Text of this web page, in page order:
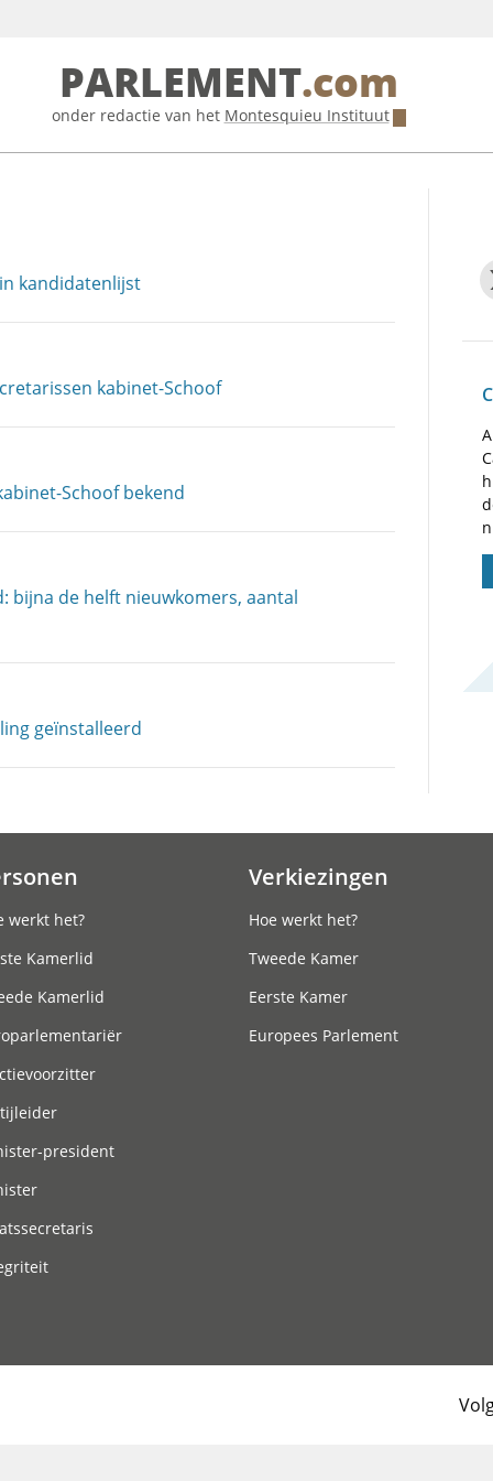
PARLEMENT.com
onder redactie van het Montesquieu Instituut
kandidatenlijst
kabinet-Schoof
Schoof bekend
bijna de helft nieuwkomers, aantal
geïnstalleerd
werkt het?
Kamerlid
Kamerlid
president
Verkiezingen
Hoe werkt het?
Tweede Kamer
Eerste Kamer
Europees Parlement